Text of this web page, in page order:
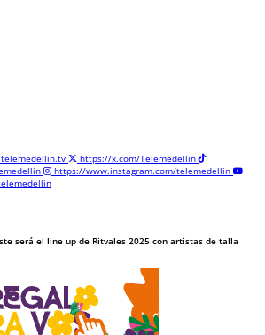
https://x.com/Telemedellin
https://www.instagram.com/telemedellin
será el line up de Ritvales 2025 con artistas de talla